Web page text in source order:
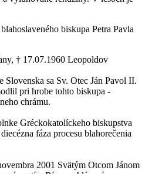
biskupa Petra Pavla
† 17.07.1960 Leopoldov
Slovenska sa Sv. Otec Ján Pavol II.
pri hrobe tohto biskupa -
chrámu.
Gréckokatolíckeho biskupstva
fáza procesu blahorečenia
2001 Svätým Otcom Jánom